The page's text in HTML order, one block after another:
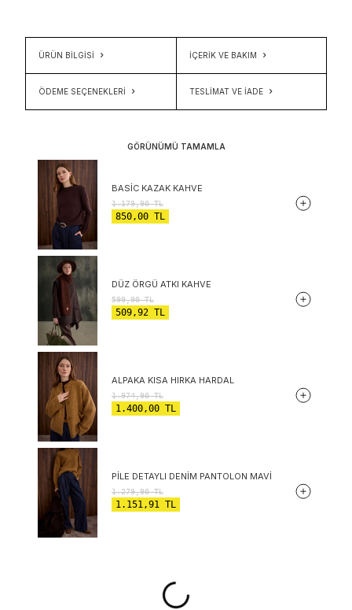
ÜRÜN BİLGİSİ İÇERIK VE BAKIM
ÖDEME SEÇENEKLERI TESLIMAT VE İADE
GÖRÜNÜMÜ TAMAMLA
BASIC KAZAK KAHVE
1.179,90TL
850,00 TL
DÜZ ÖRGÜ ATKI KAHVE
599,90TL
509,92 TL
ALPAKA KISA HIRKA HARDAL
1.974,90TL
1.400,00 TL
PILE DETAYLI DENIM PANTOLON MAVI
1.279,90TL
1.151,91 TL